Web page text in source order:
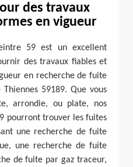
des travaux
en vigueur
59 est un excellent
des travaux fiables et
en recherche de fuite
59189. Que vous
arrondie, ou plate, nos
pourront trouver les fuites
une recherche de fuite
une recherche de fuite
de fuite par gaz traceur,